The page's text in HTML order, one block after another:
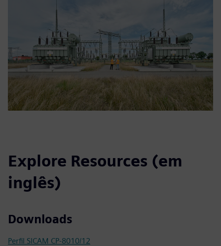
Explore Resources (em
inglês)
Downloads
Perfil SICAM CP-8010/12